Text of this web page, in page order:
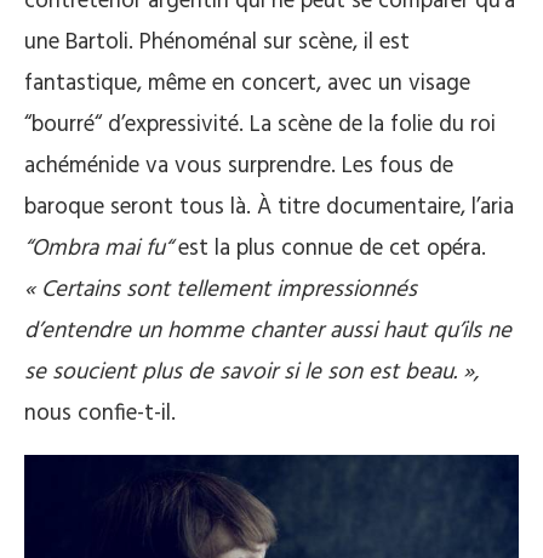
une Bartoli. Phénoménal sur scène, il est
fantastique, même en concert, avec un visage
“bourré“ d’expressivité. La scène de la folie du roi
achéménide va vous surprendre. Les fous de
baroque seront tous là. À titre documentaire, l’aria
“Ombra mai fu“est la plus connue de cet opéra.
« Certains sont tellement impressionnés
d’entendre un homme chanter aussi haut qu’ils ne
se soucient plus de savoir si le son est beau. »,
nous confie-t-il.